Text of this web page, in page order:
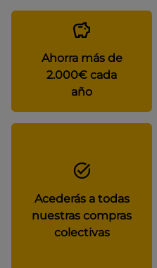
Ahorra más de
2.000€ cada
año
Acederás a todas
nuestras compras
colectivas